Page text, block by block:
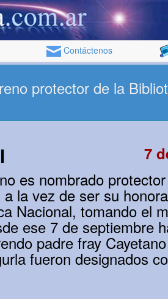
Contáctenos
protector de la
7
es nombrado
la vez de ser su
Nacional, tomando el
ese 7 de septiembre
padre fray
fueron designados